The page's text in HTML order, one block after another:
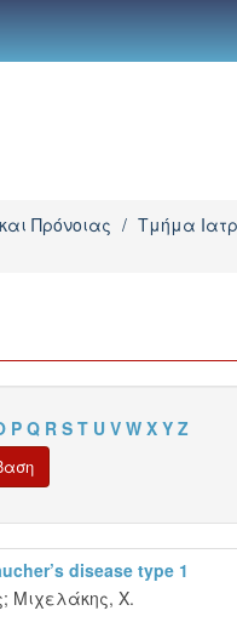
Πρόνοιας / Τμήμα
P Q R S T U V W X Y Z
disease type 1
; Μιχελάκης, Χ.